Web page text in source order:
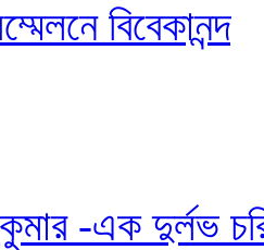
বিবেকানন্দ
-এক দুর্লভ